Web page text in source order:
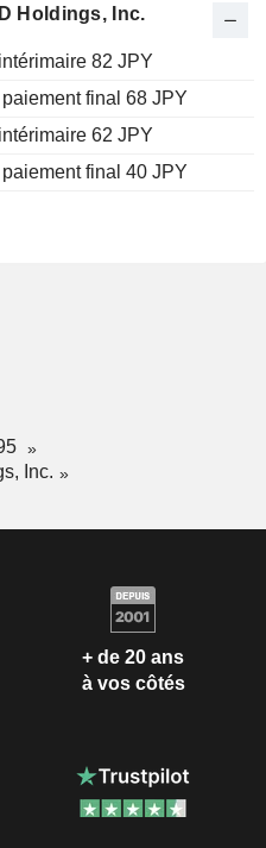
Holdings, Inc.
82 JPY
final 68 JPY
62 JPY
final 40 JPY
Inc.
+ de 20 ans
à vos côtés